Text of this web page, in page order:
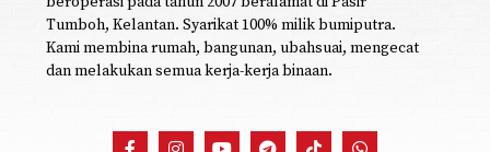
Tumboh, Kelantan. Syarikat 100% milik bumiputra.
Kami membina rumah, bangunan, ubahsuai, mengecat
dan melakukan semua kerja-kerja binaan.